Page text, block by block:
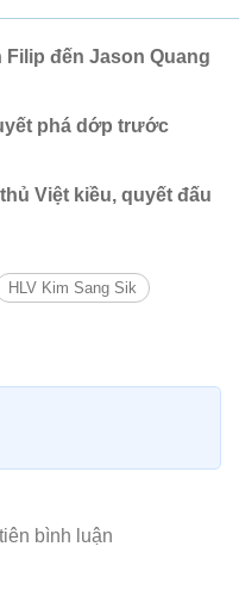
đến Jason Quang
phá dớp trước
Việt kiều, quyết đấu
HLV Kim Sang Sik